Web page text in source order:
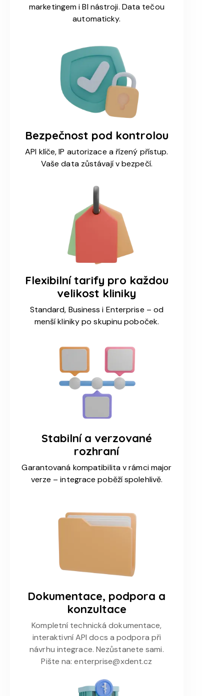
marketingem i BI nástroji. Data tečou
automaticky.
Bezpečnost pod kontrolou
API klíče, IP autorizace a řízený přístup.
Vaše data zůstávají v bezpečí.
Flexibilní tarify pro každou
velikost kliniky
Standard, Business i Enterprise – od
menší kliniky po skupinu poboček.
Stabilní a verzované
rozhraní
Garantovaná kompatibilita v rámci major
verze – integrace poběží spolehlivě.
Dokumentace, podpora a
konzultace
Kompletní technická dokumentace,
interaktivní API docs a podpora při
návrhu integrace. Nezůstanete sami.
Pište na:enterprise@xdent.cz